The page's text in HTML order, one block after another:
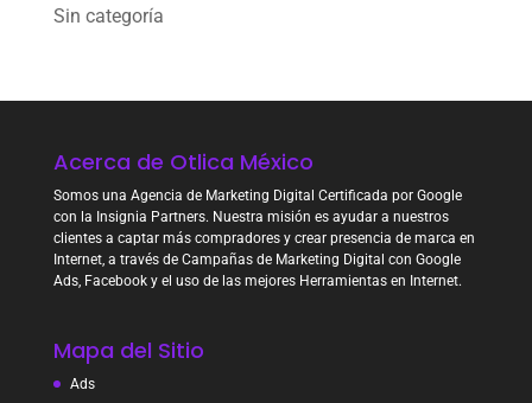
Sin categoría
Acerca de Otlica México
Somos una Agencia de Marketing Digital Certificada por Google
con la Insignia Partners. Nuestra misión es ayudar a nuestros
clientes a captar más compradores y crear presencia de marca en
Internet, a través de Campañas de Marketing Digital con Google
Ads, Facebook y el uso de las mejores Herramientas en Internet.
Mapa del Sitio
Ads